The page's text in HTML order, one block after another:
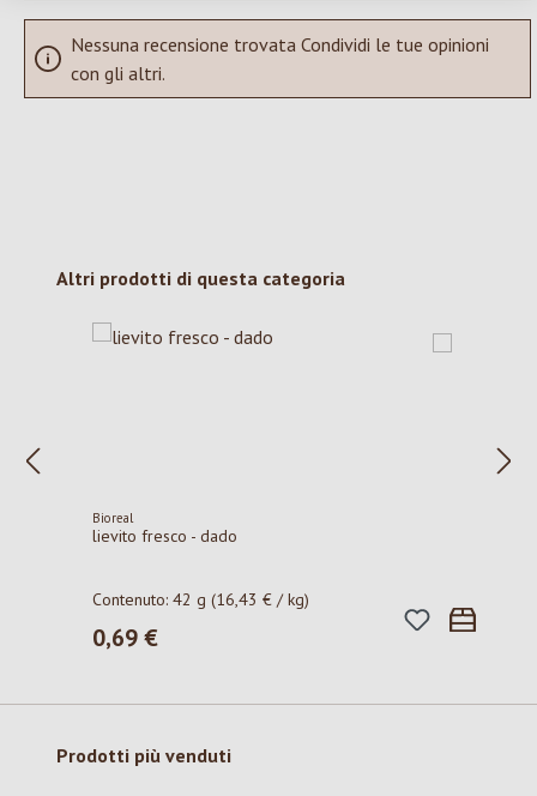
Nessuna recensione trovata Condividi le tue opinioni
con gli altri.
Salta la galleria dei prodotti
Altri prodotti di questa categoria
Bioreal
lievito fresco - dado
Contenuto:42 g(16,43 € / kg)
Prezzo normale:
0,69 €
Salta la galleria dei prodotti
Prodotti più venduti